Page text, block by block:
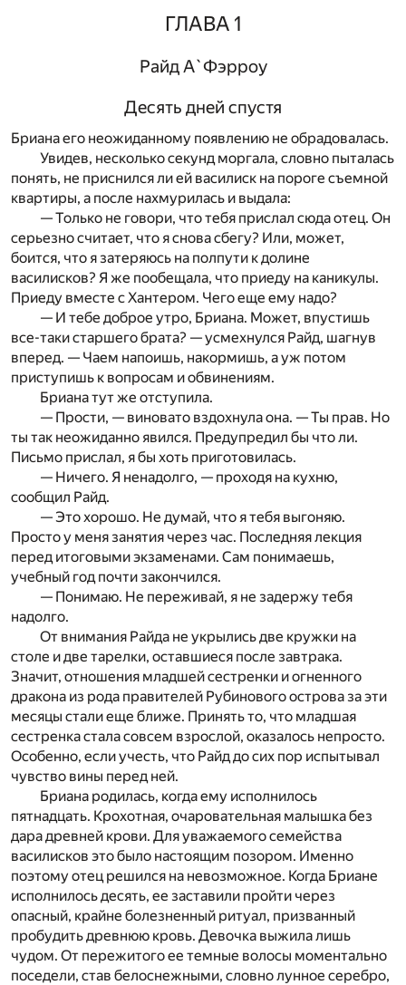
ГЛАВА 1
Райд А`Фэрроу
Десять дней спустя
Бриана его неожиданному появлению не обрадовалась.
Увидев, несколько секунд моргала, словно пыталась
понять, не приснился ли ей василиск на пороге съемной
квартиры, а после нахмурилась и выдала:
— Только не говори, что тебя прислал сюда отец. Он
серьезно считает, что я снова сбегу? Или, может,
боится, что я затеряюсь на полпути к долине
василисков? Я же пообещала, что приеду на каникулы.
Приеду вместе с Хантером. Чего еще ему надо?
— И тебе доброе утро, Бриана. Может, впустишь
все-таки старшего брата? — усмехнулся Райд, шагнув
вперед. — Чаем напоишь, накормишь, а уж потом
приступишь к вопросам и обвинениям.
Бриана тут же отступила.
— Прости, — виновато вздохнула она. — Ты прав. Но
ты так неожиданно явился. Предупредил бы что ли.
Письмо прислал, я бы хоть приготовилась.
— Ничего. Я ненадолго, — проходя на кухню,
сообщил Райд.
— Это хорошо. Не думай, что я тебя выгоняю.
Просто у меня занятия через час. Последняя лекция
перед итоговыми экзаменами. Сам понимаешь,
учебный год почти закончился.
— Понимаю. Не переживай, я не задержу тебя
надолго.
От внимания Райда не укрылись две кружки на
столе и две тарелки, оставшиеся после завтрака.
Значит, отношения младшей сестренки и огненного
дракона из рода правителей Рубинового острова за эти
месяцы стали еще ближе. Принять то, что младшая
сестренка стала совсем взрослой, оказалось непросто.
Особенно, если учесть, что Райд до сих пор испытывал
чувство вины перед ней.
Бриана родилась, когда ему исполнилось
пятнадцать. Крохотная, очаровательная малышка без
дара древней крови. Для уважаемого семейства
василисков это было настоящим позором. Именно
поэтому отец решился на невозможное. Когда Бриане
исполнилось десять, ее заставили пройти через
опасный, крайне болезненный ритуал, призванный
пробудить древнюю кровь. Девочка выжила лишь
чудом. От пережитого ее темные волосы моментально
поседели, став белоснежными, словно лунное серебро,